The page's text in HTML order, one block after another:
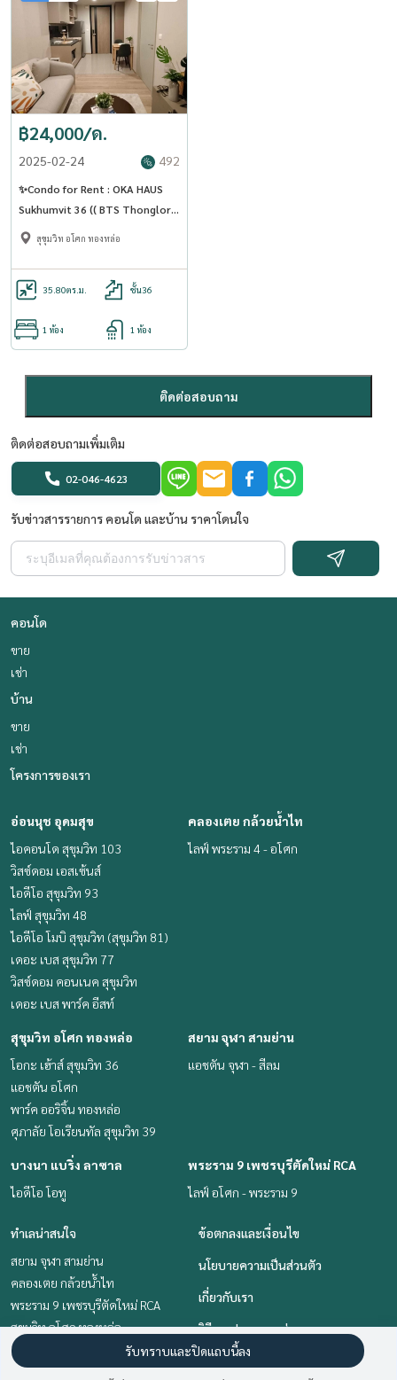
฿24,000/ด.
2025-02-24 492
✨Condo for Rent : OKA HAUS
Sukhumvit 36 (( BTS Thonglor
)) AP-02 (line: @condo91 )
สุขุมวิท อโศก ทองหล่อ
35.80ตร.ม. ชั้น36
1 ห้อง 1 ห้อง
ติดต่อสอบถาม
ติดต่อสอบถามเพิ่มเติม
02-046-4623
รับข่าวสารรายการ คอนโด และบ้าน ราคาโดนใจ
คอนโด
ขาย
เช่า
บ้าน
ขาย
เช่า
โครงการของเรา
อ่อนนุช อุดมสุข
ไอคอนโด สุขุมวิท 103
วิสซ์ดอม เอสเซ้นส์
ไอดีโอ สุขุมวิท 93
ไลฟ์ สุขุมวิท 48
ไอดีโอ โมบิ สุขุมวิท (สุขุมวิท 81)
เดอะ เบส สุขุมวิท 77
วิสซ์ดอม คอนเนค สุขุมวิท
เดอะ เบส พาร์ค อีสท์
คลองเตย กล้วยน้ำไท
ไลฟ์ พระราม 4 - อโศก
สุขุมวิท อโศก ทองหล่อ
โอกะ เฮ้าส์ สุขุมวิท 36
แอชตัน อโศก
พาร์ค ออริจิ้น ทองหล่อ
ศุภาลัย โอเรียนทัล สุขุมวิท 39
สยาม จุฬา สามย่าน
แอชตัน จุฬา - สีลม
บางนา แบริ่ง ลาซาล
ไอดีโอ โอทู
พระราม 9 เพชรบุรีตัดใหม่ RCA
ไลฟ์ อโศก - พระราม 9
ทำเลน่าสนใจ
สยาม จุฬา สามย่าน
คลองเตย กล้วยน้ำไท
พระราม 9 เพชรบุรีตัดใหม่ RCA
สุขุมวิท อโศก ทองหล่อ
อ่อนนุช อุดมสุข
บางนา แบริ่ง ลาซาล
ข้อตกลงและเงื่อนไข
นโยบายความเป็นส่วนตัว
เกี่ยวกับเรา
วิธีการฝากขาย-เช่า
ติดต่อ
รับทราบและปิดแถบนี้ลง